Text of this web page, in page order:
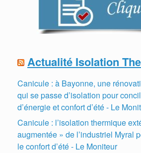
Actualité Isolation
Canicule : à Bayonne, une
qui se passe d’isolation pour
d’énergie et confort d’été - Le
Canicule : l’isolation thermique
augmentée » de l’industriel Myral
le confort d’été - Le Moniteur